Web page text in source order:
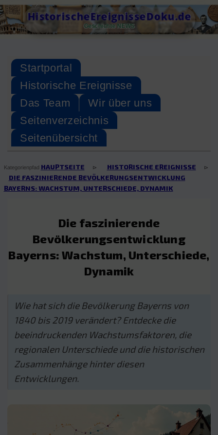
Skip
to
content
HistorischeEreignisseDoku.de
Geschichte NEWS
Startportal
Historische Ereignisse
Das Team
Wir über uns
Seitenverzeichnis
Seitenübersicht
Kategorienpfad HAUPTSEITE ⊳ HISTORISCHE EREIGNISSE ⊳
DIE FASZINIERENDE BEVÖLKERUNGSENTWICKLUNG
BAYERNS: WACHSTUM, UNTERSCHIEDE, DYNAMIK
Die faszinierende
Bevölkerungsentwicklung
Bayerns: Wachstum, Unterschiede,
Dynamik
Wie hat sich die Bevölkerung Bayerns von
1840 bis 2019 verändert? Entdecke die
beeindruckenden Wachstumsfaktoren, die
regionalen Unterschiede und die historischen
Zusammenhänge hinter diesen
Entwicklungen.